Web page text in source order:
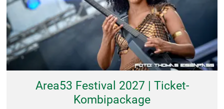
Area53 Festival 2027 | Ticket-
Kombipackage